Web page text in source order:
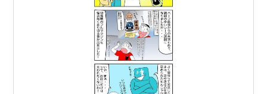
タイム
2:17:48
2:28:01
2:29:22